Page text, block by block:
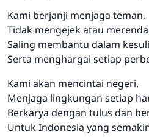
Kami berjanji menjaga teman,
Tidak mengejek atau
Saling membantu dalam
Serta menghargai setiap
Kami akan mencintai negeri,
Menjaga lingkungan setiap
Berkarya dengan tulus dan
Untuk Indonesia yang